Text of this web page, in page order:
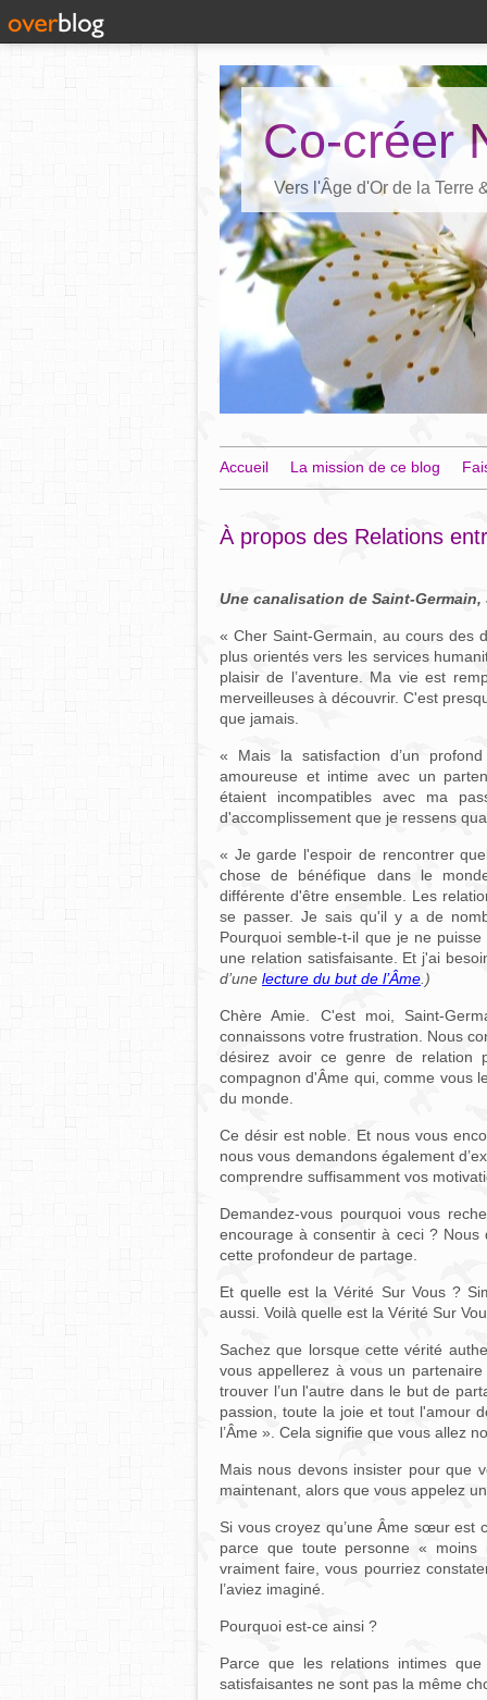
Co-créer
Vers l'Âge d'Or de la Terre
Accueil La mission de ce blog
À propos des Relations
Une canalisation de Saint-
« Cher Saint-Germain, au cours des
plus orientés vers les services
plaisir de l’aventure. Ma vie est
merveilleuses à découvrir. C'est
que jamais.
« Mais la satisfaction d’un
amoureuse et intime avec un
étaient incompatibles avec ma
d'accomplissement que je ressens
« Je garde l'espoir de rencontrer
chose de bénéfique dans le
différente d'être ensemble. Les
se passer. Je sais qu'il y a de
Pourquoi semble-t-il que je ne
une relation satisfaisante. Et j'ai
d’une lecture du but de l’Âme .)
Chère Amie. C'est moi, Saint-
connaissons votre frustration. Nous
désirez avoir ce genre de relation
compagnon d'Âme qui, comme vous
du monde.
Ce désir est noble. Et nous vous
nous vous demandons également
comprendre suffisamment vos
Demandez-vous pourquoi vous
encourage à consentir à ceci ?
cette profondeur de partage.
Et quelle est la Vérité Sur Vous ?
aussi. Voilà quelle est la Vérité Sur
Sachez que lorsque cette vérité
vous appellerez à vous un
trouver l’un l'autre dans le but de
passion, toute la joie et tout l'amour
l’Âme ». Cela signifie que vous allez
Mais nous devons insister pour que
maintenant, alors que vous appelez
Si vous croyez qu’une Âme sœur
parce que toute personne «
vraiment faire, vous pourriez
l’aviez imaginé.
Pourquoi est-ce ainsi ?
Parce que les relations intimes
satisfaisantes ne sont pas la même